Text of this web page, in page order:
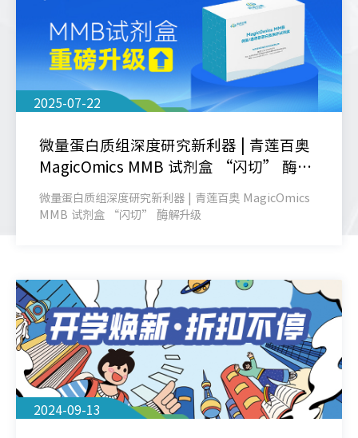
2025-07-22
微量蛋白质组深度研究新利器 | 青莲百奥
MagicOmics MMB 试剂盒 “闪切” 酶解
升级
微量蛋白质组深度研究新利器 | 青莲百奥 MagicOmics
MMB 试剂盒 “闪切” 酶解升级
2024-09-13